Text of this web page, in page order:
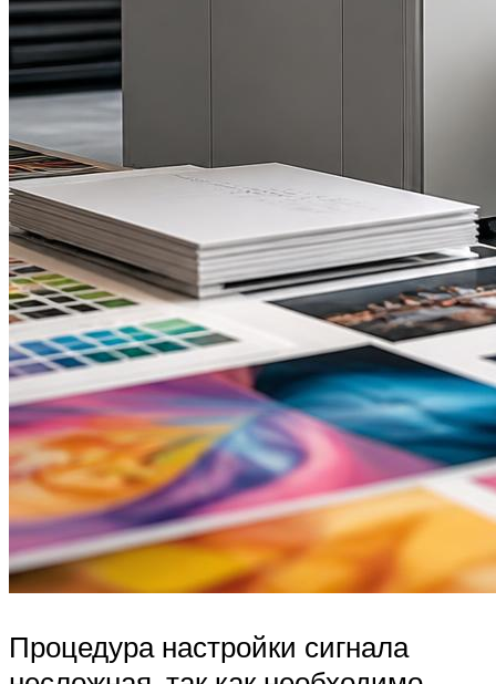
Процедура настройки сигнала